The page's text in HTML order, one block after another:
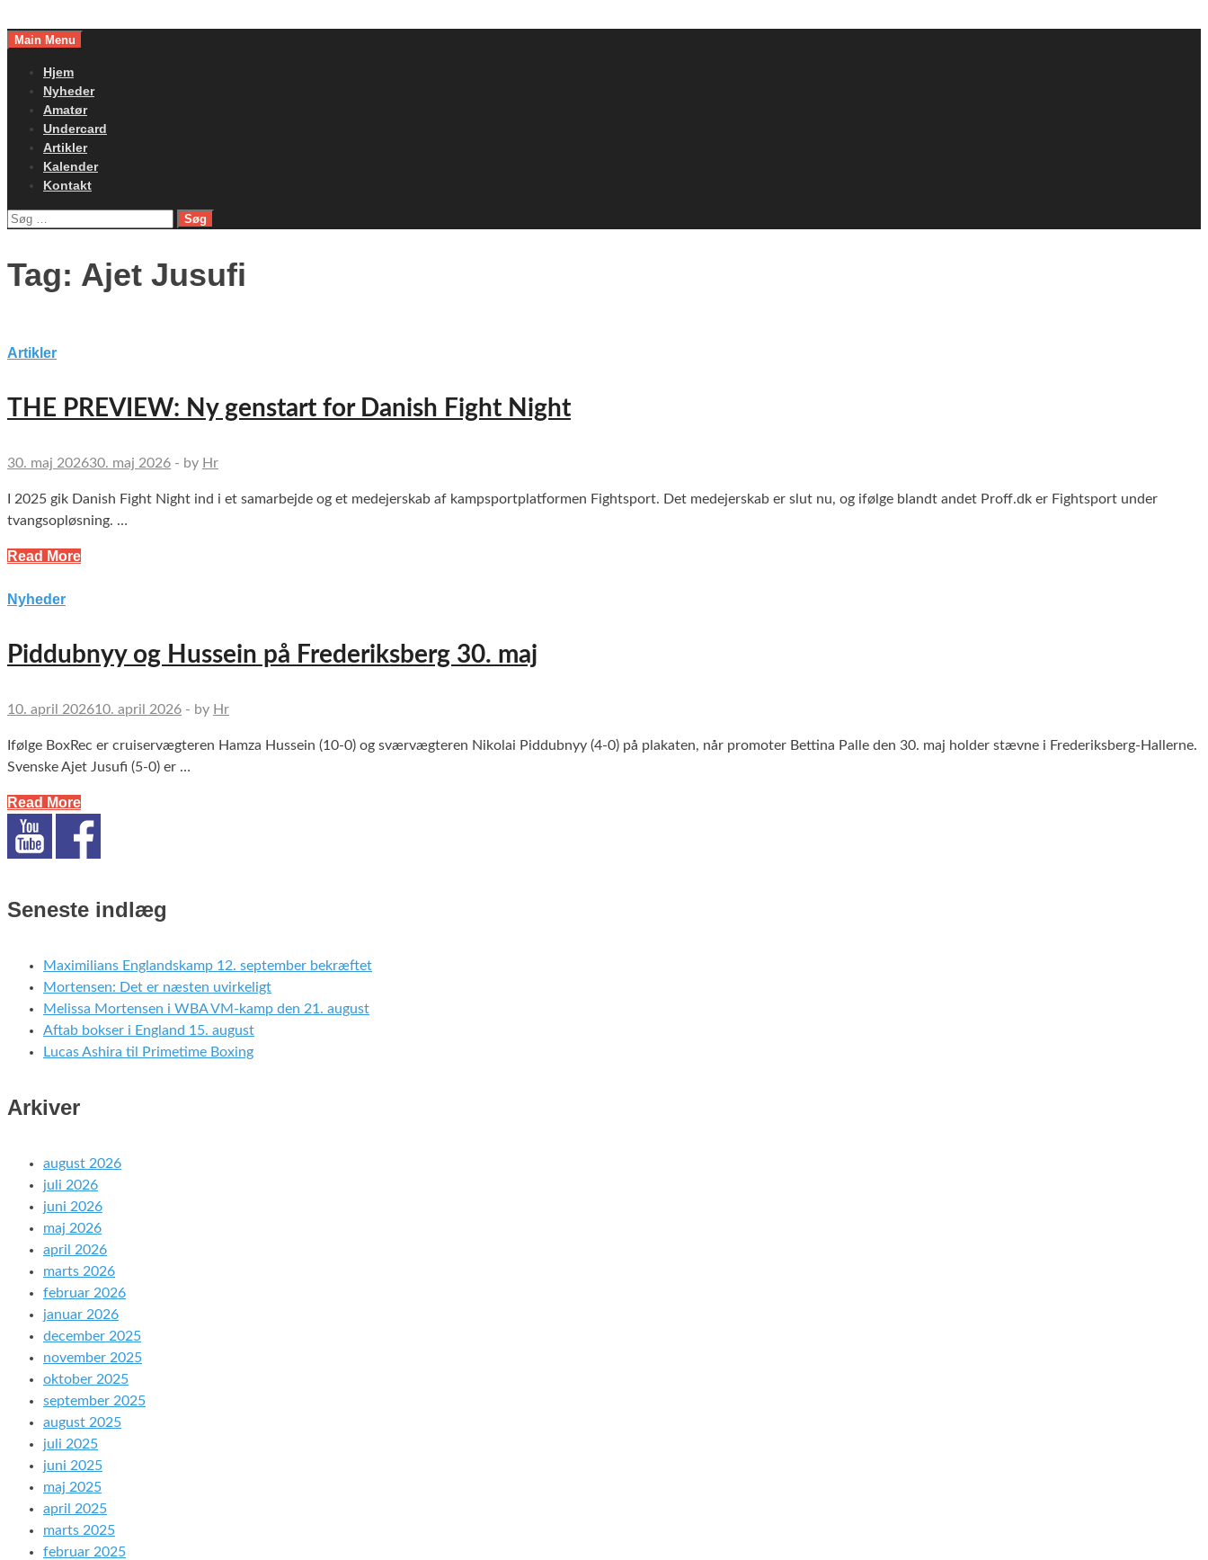
toMain Menu
Hjem
Nyheder
Amatør
Undercard
Artikler
Kalender
Kontakt
Søg
Tag: Ajet Jusufi
Artikler
THE PREVIEW: Ny genstart for Danish Fight Night
30. maj 202630. maj 2026 - by Hr
I 2025 gik Danish Fight Night ind i et samarbejde og et medejerskab af kampsportplatformen Fightsport. Det medejerskab er slut nu, og ifølge blandt andet Proff.dk er Fightsport under
tvangsopløsning. …
Read More
Nyheder
Piddubnyy og Hussein på Frederiksberg 30. maj
10. april 202610. april 2026 - by Hr
Ifølge BoxRec er cruiservægteren Hamza Hussein (10-0) og sværvægteren Nikolai Piddubnyy (4-0) på plakaten, når promoter Bettina Palle den 30. maj holder stævne i Frederiksberg-Hallerne.
Svenske Ajet Jusufi (5-0) er …
Read More
Seneste indlæg
Maximilians Englandskamp 12. september bekræftet
Mortensen: Det er næsten uvirkeligt
Melissa Mortensen i WBA VM-kamp den 21. august
Aftab bokser i England 15. august
Lucas Ashira til Primetime Boxing
Arkiver
august 2026
juli 2026
juni 2026
maj 2026
april 2026
marts 2026
februar 2026
januar 2026
december 2025
november 2025
oktober 2025
september 2025
august 2025
juli 2025
juni 2025
maj 2025
april 2025
marts 2025
februar 2025